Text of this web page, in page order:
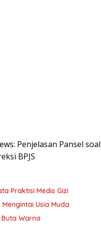
Penjelasan Pansel soal
BPJS
Praktisi Medis Gizi
Usia Muda
Warna